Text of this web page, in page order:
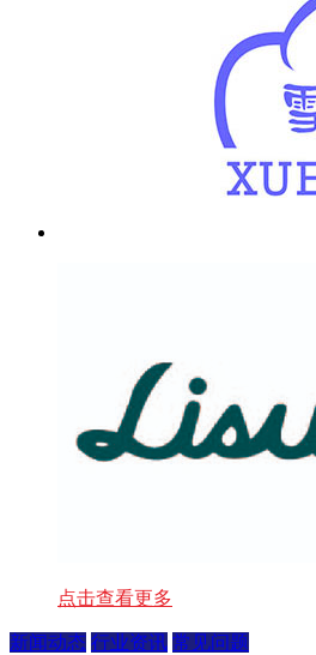
点击查看更多
新闻动态 行业资讯 常见问题